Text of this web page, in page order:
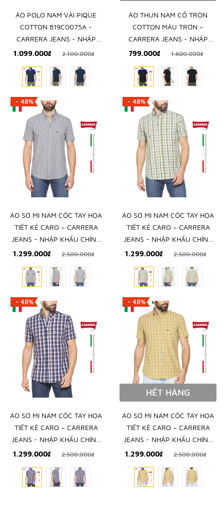
ÁO POLO NAM VẢI PIQUE
COTTON 819C0075A -
CARRERA JEANS - NHẬP
KHẨU CHÍNH NGẠCH TỪ
1.099.000₫ 2.100.000₫
ÁO THUN NAM CỔ TRÒN
COTTON MÀU TRƠN –
CARRERA JEANS - NHẬP
KHẨU CHÍNH HÃNG TỪ Ý
799.000₫ 1.600.000₫
- 48%
ÁO SƠ MI NAM CỘC TAY HỌA
TIẾT KẺ CARO – CARRERA
JEANS - NHẬP KHẨU CHÍNH
NGẠCH TỪ Ý
1.299.000₫ 2.500.000₫
- 48%
ÁO SƠ MI NAM CỘC TAY HỌA
TIẾT KẺ CARO – CARRERA
JEANS - NHẬP KHẨU CHÍNH
NGẠCH TỪ Ý
1.299.000₫ 2.500.000₫
- 48%
ÁO SƠ MI NAM CỘC TAY HỌA
TIẾT KẺ CARO – CARRERA
JEANS - NHẬP KHẨU CHÍNH
NGẠCH TỪ Ý
1.299.000₫ 2.500.000₫
- 48%
HẾT HÀNG
ÁO SƠ MI NAM CỘC TAY HỌA
TIẾT KẺ CARO – CARRERA
JEANS - NHẬP KHẨU CHÍNH
NGẠCH TỪ Ý
1.299.000₫ 2.500.000₫